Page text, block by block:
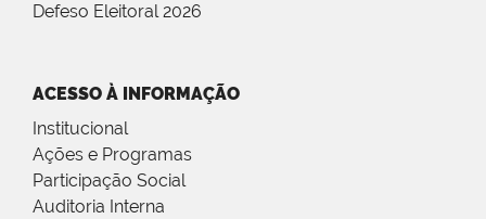
Defeso Eleitoral 2026
ACESSO À INFORMAÇÃO
Institucional
Ações e Programas
Participação Social
Auditoria Interna